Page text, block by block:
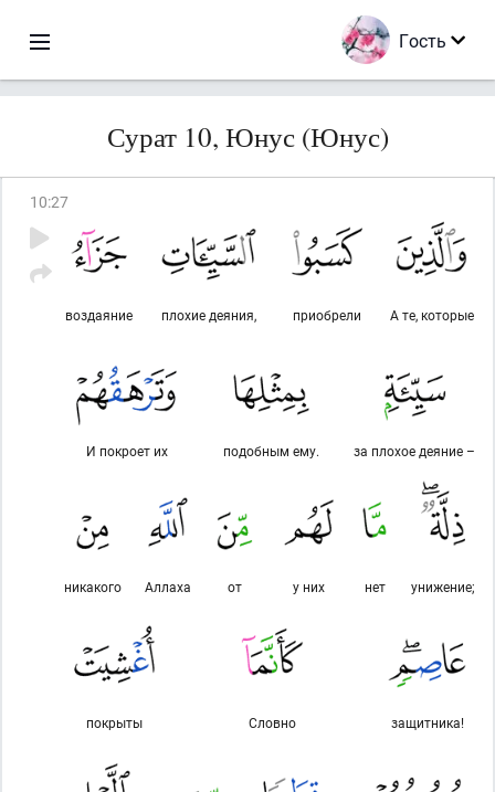
Гость
Сурат 10, Юнус (Юнус)
10:27
А те, которые
приобрели
плохие деяния,
воздаяние
за плохое деяние –
подобным ему.
И покроет их
унижение;
нет
у них
от
Аллаха
никакого
защитника!
Словно
покрыты